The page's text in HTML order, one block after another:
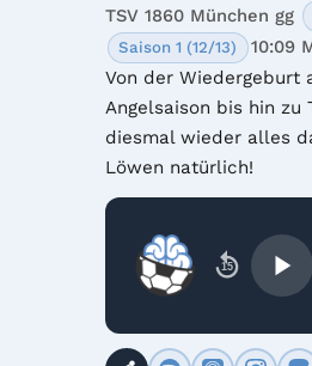
TSV 1860 München gg
Saison 1 (12/13)
10:09
Von der Wiedergeburt
Angelsaison bis hin
diesmal wieder alles
Löwen natürlich!
15